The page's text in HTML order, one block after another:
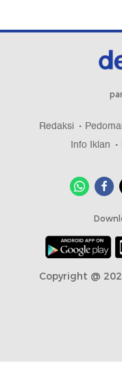
Redaksi
Info Iklan
Copyright @